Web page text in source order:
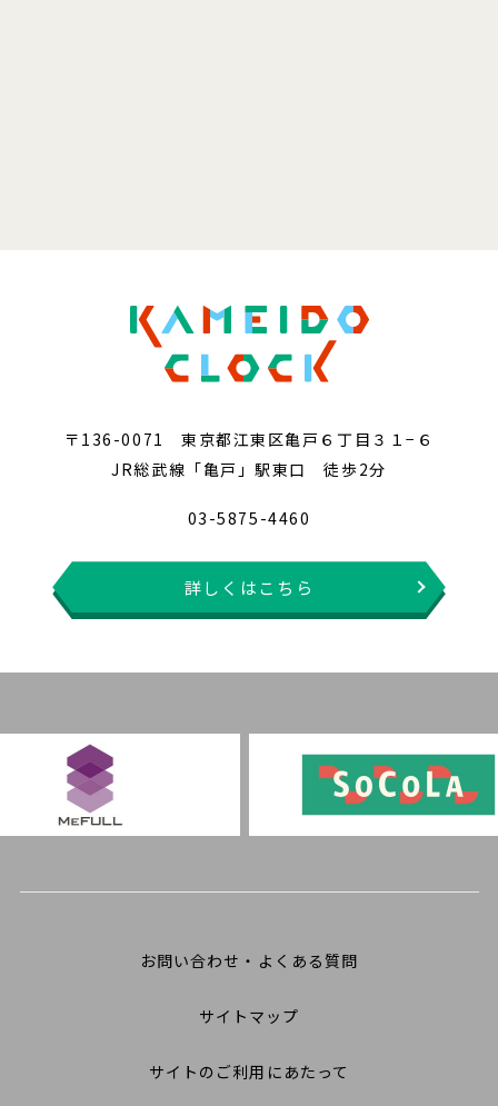
〒136-0071 東京都江東区亀戸６丁目３１−６
JR総武線「亀戸」駅東口 徒歩2分
03-5875-4460
詳しくはこちら
お問い合わせ・よくある質問
サイトマップ
サイトのご利用にあたって